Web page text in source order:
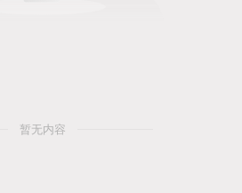
暂无内容